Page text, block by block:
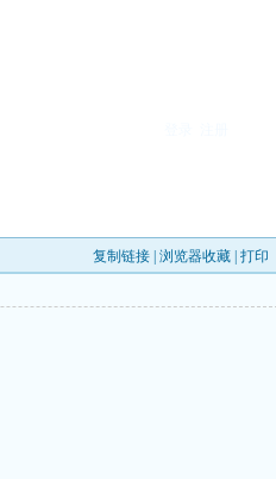
复制链接| 浏览器收藏| 打印